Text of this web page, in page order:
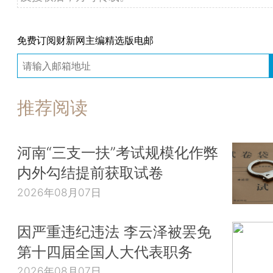
免费订阅财新网主编精选版电邮
推荐阅读
河南“三支一扶”考试规模化作弊
内外勾结提前获取试卷
2026年08月07日
因严重违纪违法 李云泽被罢免
第十四届全国人大代表职务